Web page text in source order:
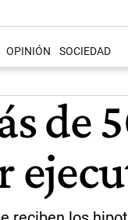
OPINIÓN SOCIEDAD
de